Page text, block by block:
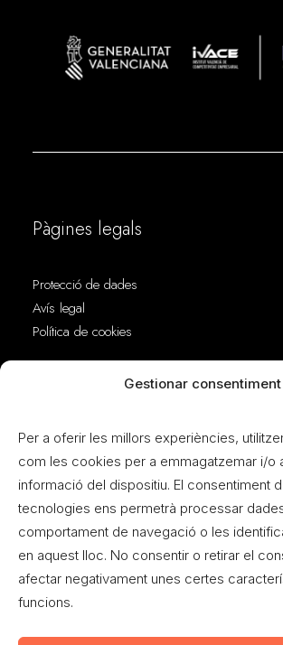
Gestionar consentiment
Per a oferir les millors experiències,
com les cookies per a emmagatzemar i/o
informació del dispositiu. El consentiment
tecnologies ens permetrà processar
comportament de navegació o les
en aquest lloc. No consentir o retirar el
afectar negativament unes certes
funcions.
Pàgines legals
Protecció de dades
Avís legal
Política de cookies
C. José Luis Lazkanoiturburu Korkostegi, 14
46940 Manises
Valencia
Contacte
info@fmciudadano.org